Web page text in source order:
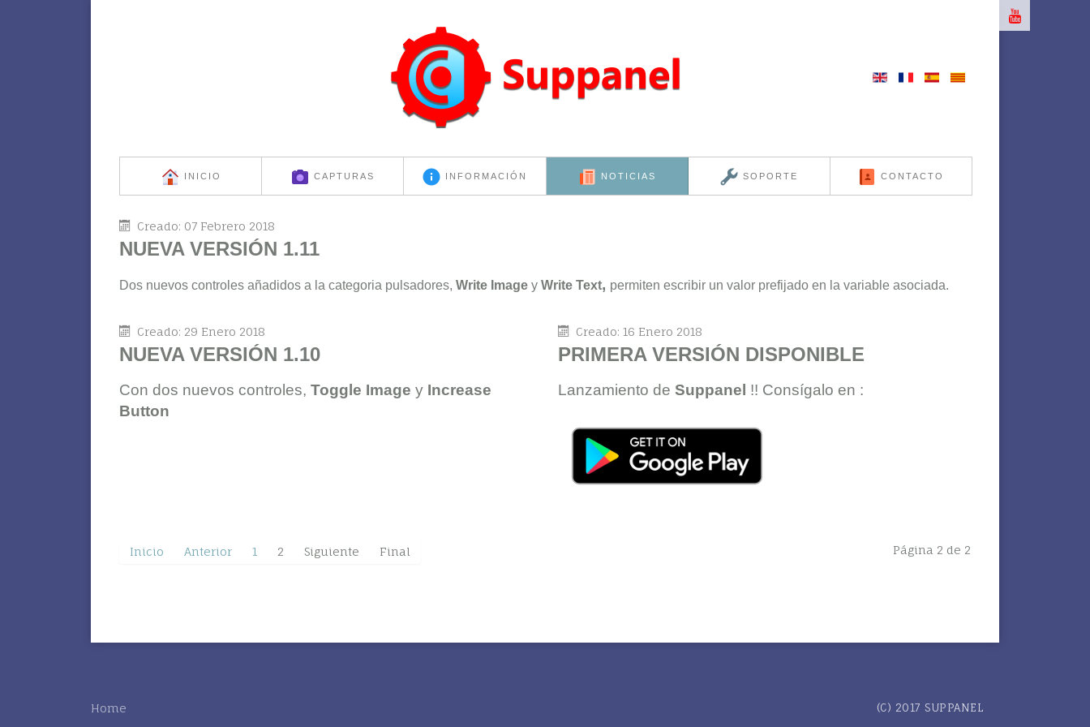
INICIO CAPTURAS INFORMACIÓN NOTICIAS SOPORTE CONTACTO
Creado: 07 Febrero 2018
NUEVA VERSIÓN 1.11
Dos nuevos controles añadidos a la categoria pulsadores, Write Image y Write Text, permiten escribir un valor prefijado en la variable asociada.
Creado: 29 Enero 2018
NUEVA VERSIÓN 1.10
Con dos nuevos controles, Toggle Image y Increase
Button
Creado: 16 Enero 2018
PRIMERA VERSIÓN DISPONIBLE
Lanzamiento deSuppanel !! Consígalo en :
Página 2 de 2
Inicio Anterior 1 2 Siguiente Final
Home (C) 2017 SUPPANEL